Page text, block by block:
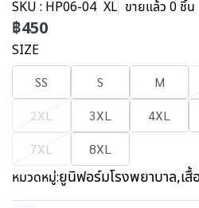
SKU : HP06-04 XL ขายแล้ว 0 ชิ้น
฿450
SIZE
SS S M
2XL
3XL 4XL
7XL
8XL
หมวดหมู่:ยูนิฟอร์มโรงพยาบาล,เ